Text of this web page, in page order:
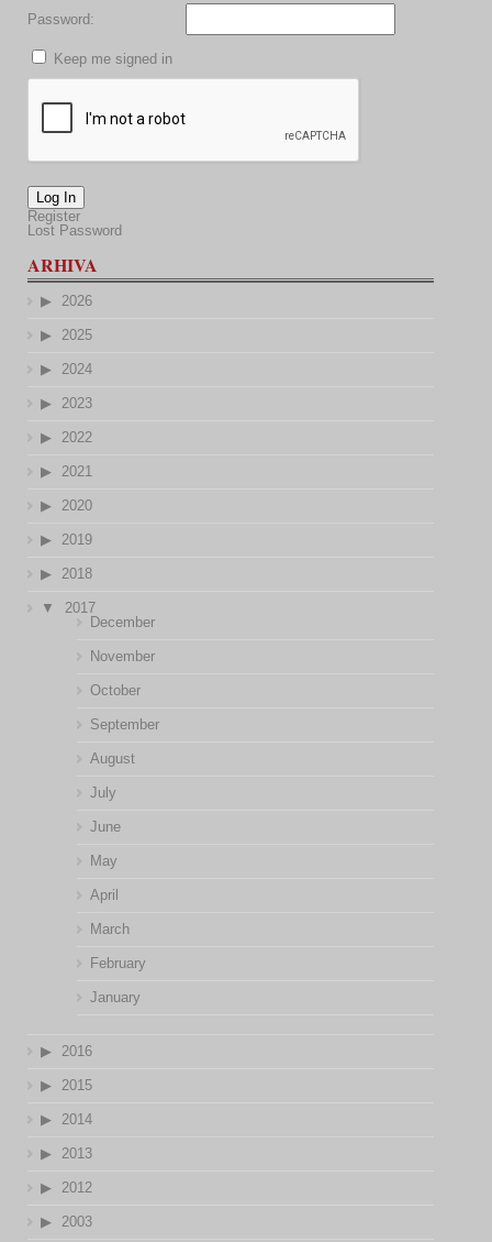
Password:
Keep me signed in
Log In
Register
Lost Password
ARHIVA
2026
2025
2024
2023
2022
2021
2020
2019
2018
2017
December
November
October
September
August
July
June
May
April
March
February
January
2016
2015
2014
2013
2012
2003